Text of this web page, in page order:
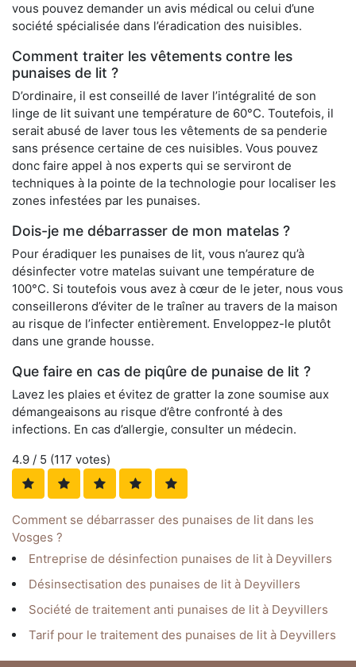
vous pouvez demander un avis médical ou celui d’une
société spécialisée dans l’éradication des nuisibles.
Comment traiter les vêtements contre les
punaises de lit ?
D’ordinaire, il est conseillé de laver l’intégralité de son
linge de lit suivant une température de 60°C. Toutefois, il
serait abusé de laver tous les vêtements de sa penderie
sans présence certaine de ces nuisibles. Vous pouvez
donc faire appel à nos experts qui se serviront de
techniques à la pointe de la technologie pour localiser les
zones infestées par les punaises.
Dois-je me débarrasser de mon matelas ?
Pour éradiquer les punaises de lit, vous n’aurez qu’à
désinfecter votre matelas suivant une température de
100°C. Si toutefois vous avez à cœur de le jeter, nous vous
conseillerons d’éviter de le traîner au travers de la maison
au risque de l’infecter entièrement. Enveloppez-le plutôt
dans une grande housse.
Que faire en cas de piqûre de punaise de lit ?
Lavez les plaies et évitez de gratter la zone soumise aux
démangeaisons au risque d’être confronté à des
infections. En cas d’allergie, consulter un médecin.
4.9 / 5 (117 votes)
Comment se débarrasser des punaises de lit dans les
Vosges ?
Entreprise de désinfection punaises de lit à Deyvillers
Désinsectisation des punaises de lit à Deyvillers
Société de traitement anti punaises de lit à Deyvillers
Tarif pour le traitement des punaises de lit à Deyvillers